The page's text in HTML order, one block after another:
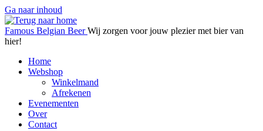
Ga naar inhoud
Famous Belgian Beer Wij zorgen voor jouw plezier met bier van
hier!
Home
Webshop
Winkelmand
Afrekenen
Evenementen
Over
Contact